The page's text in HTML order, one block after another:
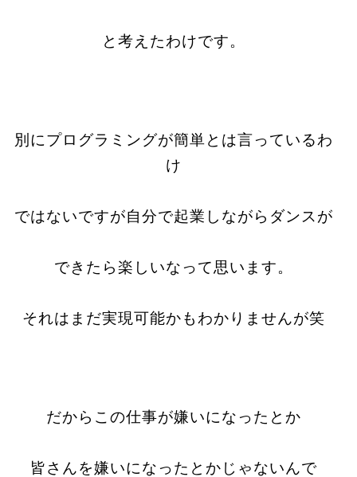
と考えたわけです。
別にプログラミングが簡単とは言っているわ
け
ではないですが自分で起業しながらダンスが
できたら楽しいなって思います。
それはまだ実現可能かもわかりませんが笑
だからこの仕事が嫌いになったとか
皆さんを嫌いになったとかじゃないんで